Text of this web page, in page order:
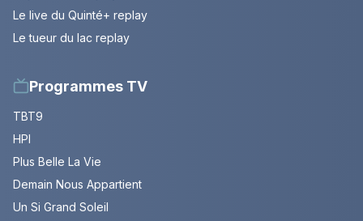
Le live du Quinté+ replay
Le tueur du lac replay
Programmes TV
TBT9
HPI
Plus Belle La Vie
Demain Nous Appartient
Un Si Grand Soleil